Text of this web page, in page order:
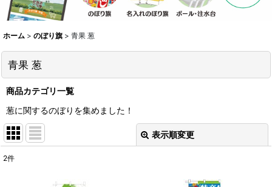
ホーム > のぼり旗 > 青果 葱
青果 葱
商品カテゴリ一覧
葱に関するのぼりを集めました！
表示順変更
2件